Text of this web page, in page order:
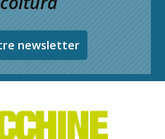
newsletter